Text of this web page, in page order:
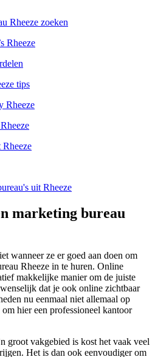
Rheeze zoeken
Rheeze
tips
Rheeze
Rheeze
uit Rheeze
marketing bureau
wanneer ze er goed aan doen om
Rheeze in te huren. Online
makkelijke manier om de juiste
dat je ook online zichtbaar
nu eenmaal niet allemaal op
hier een professioneel kantoor
groot vakgebied is kost het vaak veel
Het is dan ook eenvoudiger om